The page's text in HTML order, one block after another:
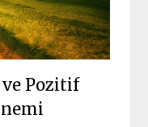
Pozitif